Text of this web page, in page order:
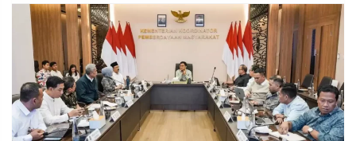
DAERAH NASIONAL
MANCA SPORT
INFORMASI
PRIVACY
POLICY
BERITA
WARGA